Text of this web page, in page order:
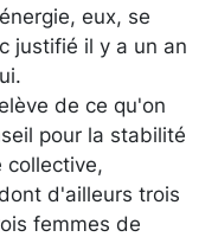
eux, se
justifié il y a un an
de ce qu'on
pour la stabilité
collective,
d'ailleurs trois
femmes de